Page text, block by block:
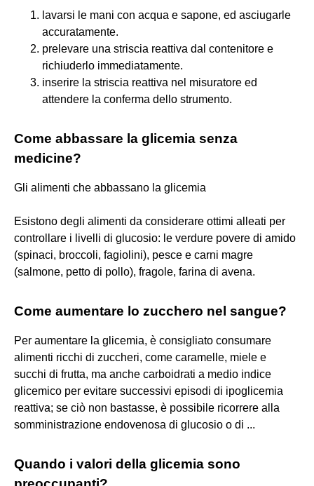
lavarsi le mani con acqua e sapone, ed asciugarle
accuratamente.
prelevare una striscia reattiva dal contenitore e
richiuderlo immediatamente.
inserire la striscia reattiva nel misuratore ed
attendere la conferma dello strumento.
Come abbassare la glicemia senza
medicine?
Gli alimenti che abbassano la glicemia
Esistono degli alimenti da considerare ottimi alleati per
controllare i livelli di glucosio: le verdure povere di amido
(spinaci, broccoli, fagiolini), pesce e carni magre
(salmone, petto di pollo), fragole, farina di avena.
Come aumentare lo zucchero nel sangue?
Per aumentare la glicemia, è consigliato consumare
alimenti ricchi di zuccheri, come caramelle, miele e
succhi di frutta, ma anche carboidrati a medio indice
glicemico per evitare successivi episodi di ipoglicemia
reattiva; se ciò non bastasse, è possibile ricorrere alla
somministrazione endovenosa di glucosio o di ...
Quando i valori della glicemia sono